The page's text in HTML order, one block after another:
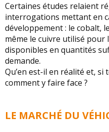
Certaines études relaient
interrogations mettant en
développement : le cobalt,
même le cuivre utilisé pour
disponibles en quantités
demande.
Qu’en est-il en réalité et, si
comment y faire face ?
LE MARCHÉ DU